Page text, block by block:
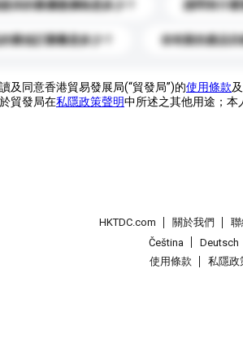
供的最優惠價格是多少？ 請問有什
最低訂購量是多少？ 你有新的產品
及同意香港貿易發展局(“貿發局”)的使用條款
貿發局在私隱政策聲明中所述之其他用途；本
HKTDC.com 關於我們
Čeština
Deutsch
使用條款
私隱政